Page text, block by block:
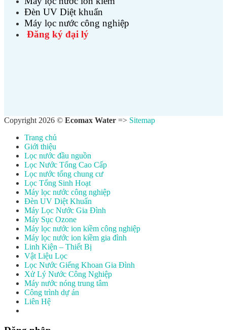
Đèn UV Diệt khuẩn
Máy lọc nước công nghiệp
Đăng ký đại lý
Copyright 2026 © Ecomax Water => Sitemap
Trang chủ
Giới thiệu
Lọc nước đầu nguồn
Lọc Nước Tổng Cao Cấp
Lọc nước tổng chung cư
Lọc Tổng Sinh Hoạt
Máy lọc nước công nghiệp
Đèn UV Diệt Khuẩn
Máy Lọc Nước Gia Đình
Máy Sục Ozone
Máy lọc nước ion kiềm công nghiệp
Máy lọc nước ion kiềm gia đình
Linh Kiện – Thiết Bị
Vật Liệu Lọc
Lọc Nước Giếng Khoan Gia Đình
Xử Lý Nước Công Nghiệp
Máy nước nóng trung tâm
Công trình dự án
Liên Hệ